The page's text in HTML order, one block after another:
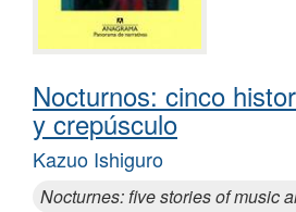
Nocturnos: cinco
y crepúsculo
Kazuo Ishiguro
Nocturnes: five stories of music